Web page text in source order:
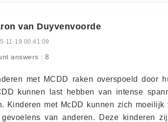
van Duyvenvoorde
11-19 00:41:09
answers : 8
met MCDD raken overspoeld door
kunnen last hebben van intense
Kinderen met McDD kunnen zich moeilijk
van anderen. Deze kinderen